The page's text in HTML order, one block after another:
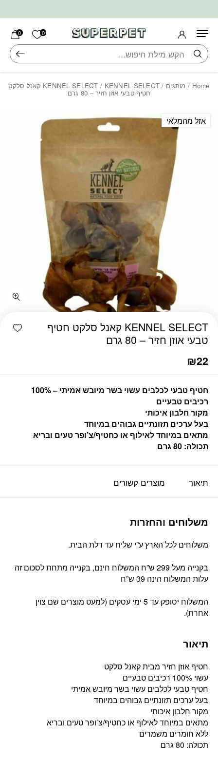
0 הרשימה
0
חיפוש
Home
/ מותגים /
KENNEL SELECT / KENNEL SELECT קאנל סלקט
חטיף טבעי אוזן חזיר – 80 גרם
KENNEL SELECT קאנל סלקט חטיף
טבעי אוזן חזיר – 80 גרם
₪22
חטיף טבעי לכלבים עשוי בשר מיובש אמיתי – 100%
רכיבים טבעיים
מקור חלבון איכותי
בעל ערכים תזונתיים גבוהים במיוחד
מתאים במיוחד לאילוף או כחטיף/צ’ופר טעים ובריא
תכולה: 80 גרם
אזל מהמלאי
תיאור מוצרים קשורים
משלוחים והחזרות
משלוחים לכל הארץ ע”י שליח עד דלת הבית.
בקנייה מעל 299 ש”ח המשלוח חינם, בקנייה מתחת לסכום זה
עלות המשלוח הינה 39 ש”ח
המשלוח יסופק עד 5 ימי עסקים (למעט מוצרים שם צוין
אחרת).
תיאור
חטיף אוזן חזיר מבית קאנל סלקט
עשוי 100% רכיבים טבעיים
חטיף טבעי לכלבים עשוי בשר מיובש אמיתי
בעל ערכים תזונתיים גבוהים במיוחד
מקור חלבון איכותי
מתאים במיוחד לאילוף או כחטיף/צ’ופר טעים ובריא
ללא חומרים משמרים
תכולה: 80 גרם